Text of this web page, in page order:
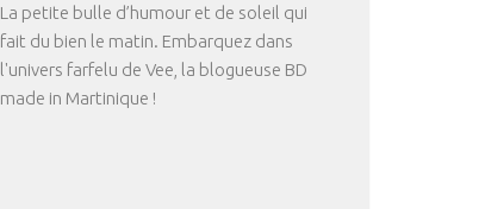
La petite bulle d’humour et de soleil qui
fait du bien le matin. Embarquez dans
l'univers farfelu de Vee, la blogueuse BD
made in Martinique !